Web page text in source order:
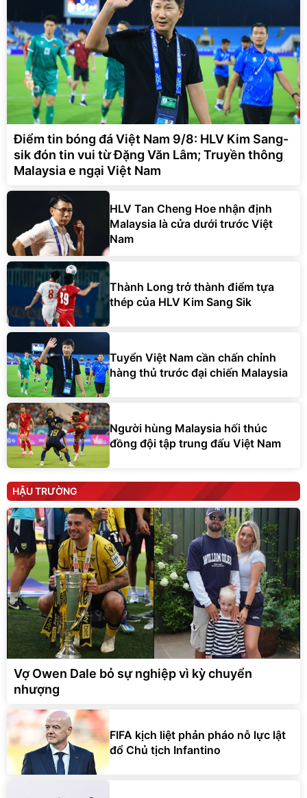
Điểm tin bóng đá Việt Nam 9/8: HLV Kim Sang-
sik đón tin vui từ Đặng Văn Lâm; Truyền thông
Malaysia e ngại Việt Nam
HLV Tan Cheng Hoe nhận định
Malaysia là cửa dưới trước Việt
Nam
Thành Long trở thành điểm tựa
thép của HLV Kim Sang Sik
Tuyển Việt Nam cần chấn chỉnh
hàng thủ trước đại chiến Malaysia
Người hùng Malaysia hối thúc
đồng đội tập trung đấu Việt Nam
HẬU TRƯỜNG
Vợ Owen Dale bỏ sự nghiệp vì kỳ chuyển
nhượng
FIFA kịch liệt phản pháo nỗ lực lật
đổ Chủ tịch Infantino